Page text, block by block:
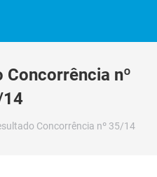
Concorrência nº
Concorrência nº 35/14